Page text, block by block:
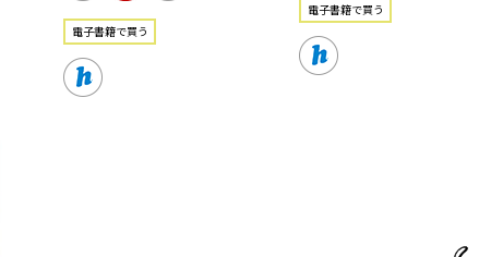
電⼦書籍で買う
電⼦書籍で買う